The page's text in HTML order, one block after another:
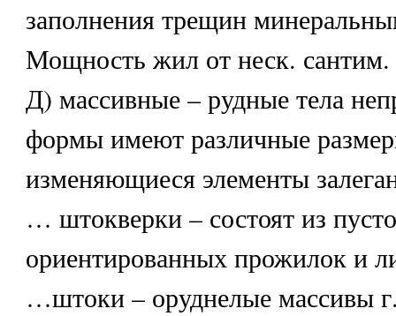
заполнения трещин
Мощность жил от неск.
Д) массивные – рудные тела
формы имеют различные
изменяющиеся элементы
… штокверки – состоят из
ориентированных прожилок и
…штоки – оруднелые массивы